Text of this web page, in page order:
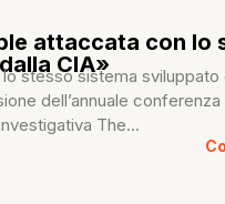
attaccata con lo
CIA»
stesso sistema sviluppato
dell’annuale
The...